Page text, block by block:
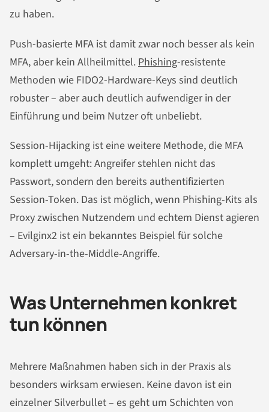
zu haben.
Push-basierte MFA ist damit zwar noch besser als kein
MFA, aber kein Allheilmittel. Phishing-resistente
Methoden wie FIDO2-Hardware-Keys sind deutlich
robuster – aber auch deutlich aufwendiger in der
Einführung und beim Nutzer oft unbeliebt.
Session-Hijacking ist eine weitere Methode, die MFA
komplett umgeht: Angreifer stehlen nicht das
Passwort, sondern den bereits authentifizierten
Session-Token. Das ist möglich, wenn Phishing-Kits als
Proxy zwischen Nutzendem und echtem Dienst agieren
– Evilginx2 ist ein bekanntes Beispiel für solche
Adversary-in-the-Middle-Angriffe.
Was Unternehmen konkret
tun können
Mehrere Maßnahmen haben sich in der Praxis als
besonders wirksam erwiesen. Keine davon ist ein
einzelner Silverbullet – es geht um Schichten von